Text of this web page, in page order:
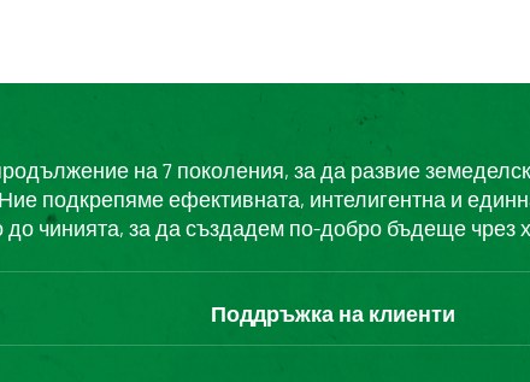
на 7 поколения, за да развие
подкрепяме ефективната, интелигентна и
чинията, за да създадем по-добро бъдеще чрез
Поддръжка на клиенти